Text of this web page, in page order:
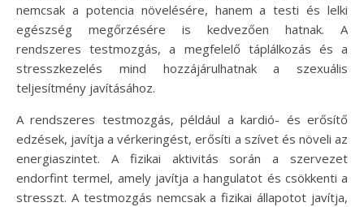
nemcsak a potencia növelésére, hanem a testi és lelki
egészség megőrzésére is kedvezően hatnak. A
rendszeres testmozgás, a megfelelő táplálkozás és a
stresszkezelés mind hozzájárulhatnak a szexuális
teljesítmény javításához.
A rendszeres testmozgás, például a kardió- és erősítő
edzések, javítja a vérkeringést, erősíti a szívet és növeli az
energiaszintet. A fizikai aktivitás során a szervezet
endorfint termel, amely javítja a hangulatot és csökkenti a
stresszt. A testmozgás nemcsak a fizikai állapotot javítja,